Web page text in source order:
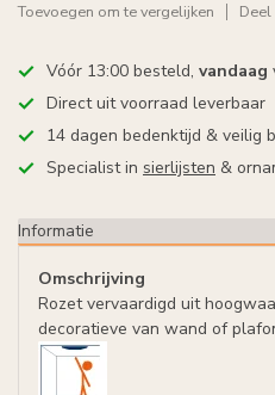
Toevoegen om te vergelijken
Vóór 13:00 besteld, vandaag
Direct uit voorraad leverbaar
14 dagen bedenktijd & veilig
Specialist in sierlijsten &
Informatie
Omschrijving
Rozet vervaardigd uit
decoratieve van wand of